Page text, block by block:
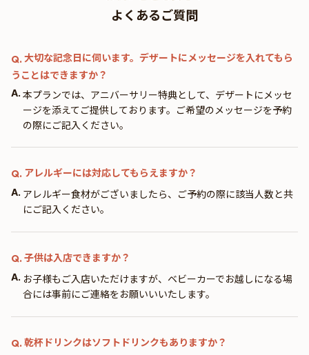
よくあるご質問
Q.大切な記念日に伺います。デザートにメッセージを入れてもら
うことはできますか？
A. 本プランでは、アニバーサリー特典として、デザートにメッセ
ージを添えてご提供しております。ご希望のメッセージを予約
の際にご記入ください。
Q. アレルギーには対応してもらえますか？
A. アレルギー食材がございましたら、ご予約の際に該当人数と共
にご記入ください。
Q.子供は入店できますか？
A. お子様もご入店いただけますが、ベビーカーでお越しになる場
合には事前にご連絡をお願いいいたします。
Q.乾杯ドリンクはソフトドリンクもありますか？